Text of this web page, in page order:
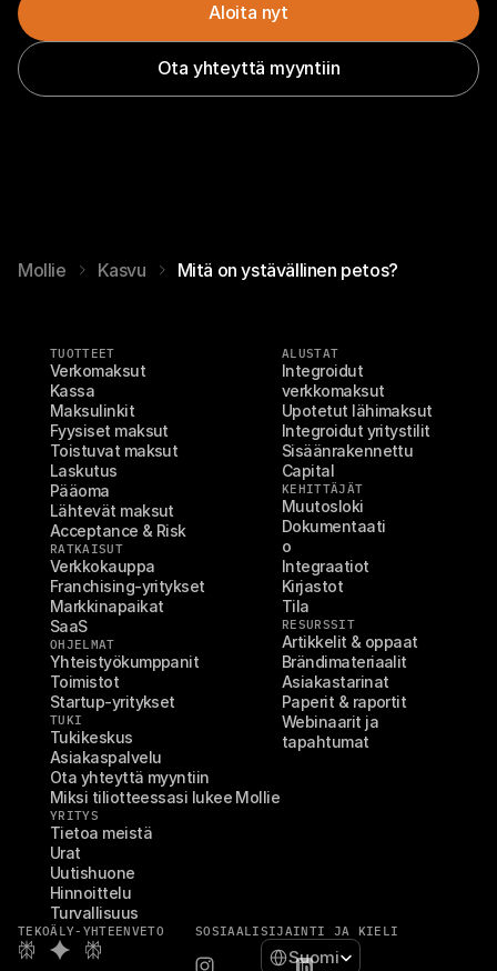
Aloita nyt
Ota yhteyttä myyntiin
Mollie Kasvu Mitä on ystävällinen petos?
TUOTTEET
Verkomaksut
Kassa
Maksulinkit
Fyysiset maksut
Toistuvat maksut
Laskutus
Pääoma
Lähtevät maksut
Acceptance & Risk
RATKAISUT
Verkkokauppa
Franchising-yritykset
Markkinapaikat
SaaS
OHJELMAT
Yhteistyökumppanit
Toimistot
Startup-yritykset
TUKI
Tukikeskus
Asiakaspalvelu
Ota yhteyttä myyntiin
Miksi tiliotteessasi lukee Mollie
YRITYS
Tietoa meistä
Urat
Uutishuone
Hinnoittelu
Turvallisuus
ALUSTAT
Integroidut
verkkomaksut
Upotetut lähimaksut
Integroidut yritystilit
Sisäänrakennettu
Capital
KEHITTÄJÄT
Muutosloki
Dokumentaati
o
Integraatiot
Kirjastot
Tila
RESURSSIT
Artikkelit & oppaat
Brändimateriaalit
Asiakastarinat
Paperit & raportit
Webinaarit ja
tapahtumat
TEKOÄLY-YHTEENVETO SOSIAALISIJAINTI JA KIELI
Select Language
Suomi